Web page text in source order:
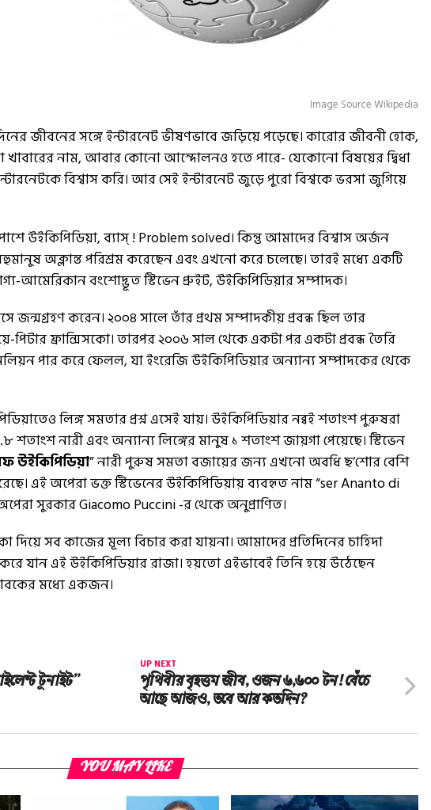
Image Source Wikipedia
জীবনের সঙ্গে ইন্টারনেট ভীষণভাবে জড়িয়ে পড়েছে। কারোর জীবনী হোক,
নাম, আবার কোনো আন্দোলনও হতে পারে- যেকোনো বিষয়ের দ্বিধা
বিশ্বাস করি। আর সেই ইন্টারনেট জুড়ে পুরো বিশ্বকে ভরসা জুগিয়ে
উইকিপিডিয়া, ব্যাস্ ! Problem solved। কিন্তু আমাদের বিশ্বাস অর্জন
অক্লান্ত পরিশ্রম করেছেন এবং এখনো করে চলেছে। তারই মধ্যে একটি
আমেরিকান বংশোদ্ভূত স্টিভেন প্রুইট, উইকিপিডিয়ার সম্পাদক।
জন্মগ্রহণ করেন। ২০০৪ সালে তাঁর প্রথম সম্পাদকীয় প্রবন্ধ ছিল তার
পিটার ফ্রান্সিসকো। তারপর ২০০৬ সাল থেকে একটা পর একটা প্রবন্ধ তৈরি
পার করে ফেলল, যা ইংরেজি উইকিপিডিয়ার অন্যান্য সম্পাদকের থেকে
লিঙ্গ সমতার প্রশ্ন এসেই যায়। উইকিপিডিয়ার নব্বই শতাংশ পুরুষরা
নারী এবং অন্যান্য লিঙ্গের মানুষ ১ শতাংশ জায়গা পেয়েছে। স্টিভেন
উইকিপিডিয়া” নারী পুরুষ সমতা বজায়ের জন্য এখনো অবধি ছ’শোর বেশি
এই অপেরা ভক্ত স্টিভেনের উইকিপিডিয়ায় ব্যবহৃত নাম “ser Ananto di
সুরকার Giacomo Puccini -র থেকে অনুপ্রাণিত।
দিয়ে সব কাজের মূল্য বিচার করা যায়না। আমাদের প্রতিদিনের চাহিদা
যান এই উইকিপিডিয়ার রাজা। হয়তো এইভাবেই তিনি হয়ে উঠেছেন
মধ্যে একজন।
UP NEXT
পৃথিবীর বৃহত্তম জীব, ওজন ৬,৬০০ টন! বেঁচে
আছে আজও, তবে আর কতদিন?
টুনাইট”
YOU MAY LIKE